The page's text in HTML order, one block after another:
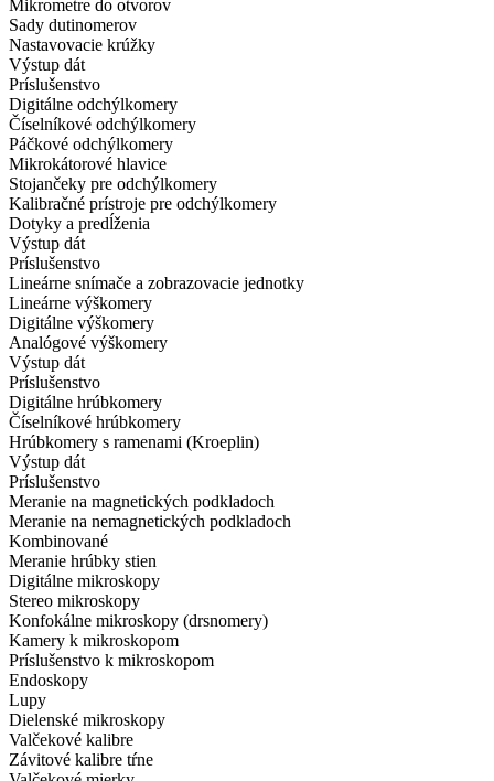
Mikrometre do otvorov
Sady dutinomerov
Nastavovacie krúžky
Výstup dát
Príslušenstvo
Digitálne odchýlkomery
Číselníkové odchýlkomery
Páčkové odchýlkomery
Mikrokátorové hlavice
Stojančeky pre odchýlkomery
Kalibračné prístroje pre odchýlkomery
Dotyky a predĺženia
Výstup dát
Príslušenstvo
Lineárne snímače a zobrazovacie jednotky
Lineárne výškomery
Digitálne výškomery
Analógové výškomery
Výstup dát
Príslušenstvo
Digitálne hrúbkomery
Číselníkové hrúbkomery
Hrúbkomery s ramenami (Kroeplin)
Výstup dát
Príslušenstvo
Meranie na magnetických podkladoch
Meranie na nemagnetických podkladoch
Kombinované
Meranie hrúbky stien
Digitálne mikroskopy
Stereo mikroskopy
Konfokálne mikroskopy (drsnomery)
Kamery k mikroskopom
Príslušenstvo k mikroskopom
Endoskopy
Lupy
Dielenské mikroskopy
Valčekové kalibre
Závitové kalibre tŕne